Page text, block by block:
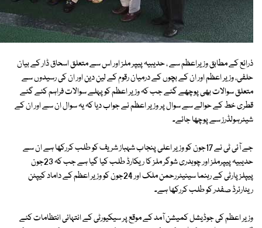
ذرائع کے مطابق وزیراعظم سے ، حدیبیہ پیپر ملز اور اس سے متعلق اسحاق ڈار کے بیان
حلفی، وزیر اعظم اور ان کے بچوں کے درمیان رقوم کے لین دین اور ان کی رسیدوں سے
متعلق سوالات بھی پوچھے گئے جب کہ وزیر اعظم کو پہلے سوالات فراہم کئے گئے
قطری خط کے حوالے سے سوال پر وزیر اعظم نے جواب دیا کہ یہ سوال ان سے اور ان کے
شیئرہولڈرز سے پوچھا جائے۔
جے آئی ٹی نے 17جون کو وزیر اعلی پنجاب شہباز شریف کو طلب کررکھا ہے ان سے
حدیبیہ پیپرملز اور چوہدری شوگر ملز کا ریکارڈ طلب کیا گیا ہے جب کہ 23جون
پیپلزپارٹی کے رہنما سینیٹررحمن ملک اور 24جون کو وزیر اعظم کے داماد کیپٹن
ریٹارئرڈ صفدر کو طلب کررکھا ہے۔
وزیر اعظم کی جوڈیشل کمیشن آمد کے موقع پر سیکیورٹی کے انتہائی انتظامات کئے